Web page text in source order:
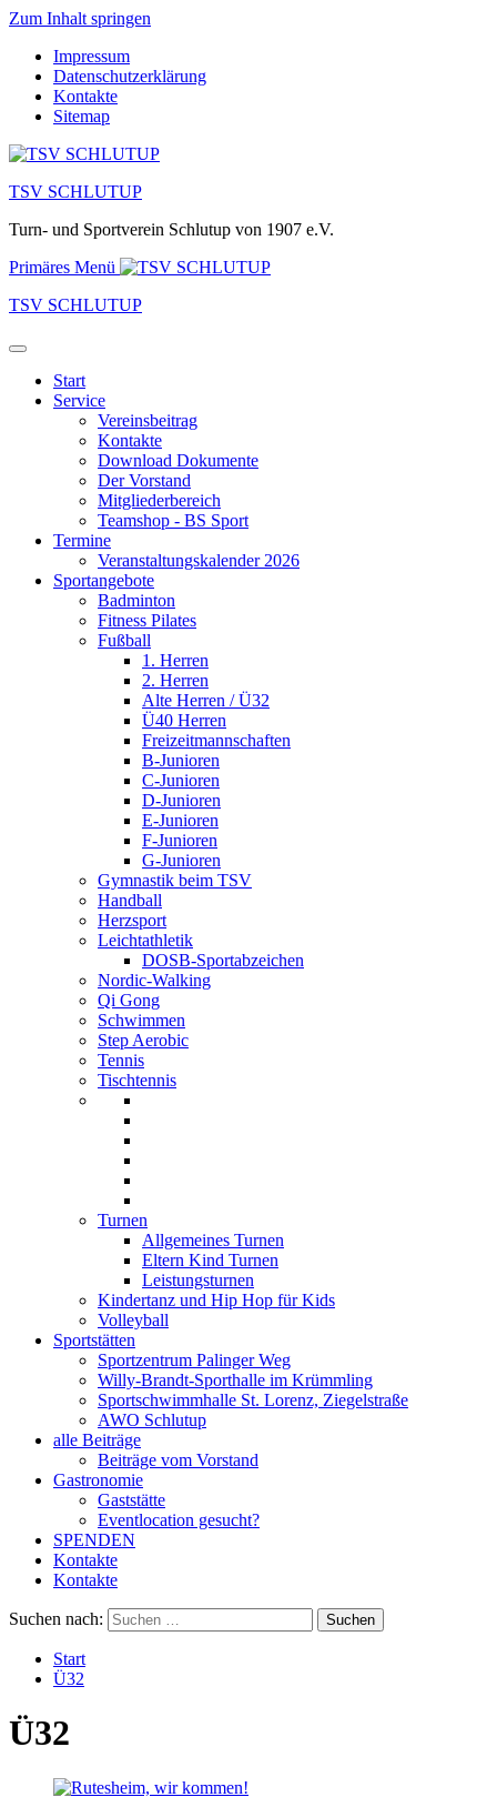
Zum Inhalt springen
Impressum
Datenschutzerklärung
Kontakte
Sitemap
TSV SCHLUTUP
Turn- und Sportverein Schlutup von 1907 e.V.
Primäres Menü
TSV SCHLUTUP
Start
Service
Vereinsbeitrag
Kontakte
Download Dokumente
Der Vorstand
Mitgliederbereich
Teamshop - BS Sport
Termine
Veranstaltungskalender 2026
Sportangebote
Badminton
Fitness Pilates
Fußball
1. Herren
2. Herren
Alte Herren / Ü32
Ü40 Herren
Freizeitmannschaften
B-Junioren
C-Junioren
D-Junioren
E-Junioren
F-Junioren
G-Junioren
Gymnastik beim TSV
Handball
Herzsport
Leichtathletik
DOSB-Sportabzeichen
Nordic-Walking
Qi Gong
Schwimmen
Step Aerobic
Tennis
Tischtennis
Turnen
Allgemeines Turnen
Eltern Kind Turnen
Leistungsturnen
Kindertanz und Hip Hop für Kids
Volleyball
Sportstätten
Sportzentrum Palinger Weg
Willy-Brandt-Sporthalle im Krümmling
Sportschwimmhalle St. Lorenz, Ziegelstraße
AWO Schlutup
alle Beiträge
Beiträge vom Vorstand
Gastronomie
Gaststätte
Eventlocation gesucht?
SPENDEN
Kontakte
Kontakte
Suchen nach:
Start
Ü32
Ü32